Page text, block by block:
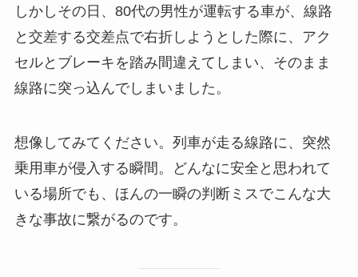
しかしその日、80代の男性が運転する車が、線路
と交差する交差点で右折しようとした際に、アク
セルとブレーキを踏み間違えてしまい、そのまま
線路に突っ込んでしまいました。
想像してみてください。列車が走る線路に、突然
乗用車が侵入する瞬間。どんなに安全と思われて
いる場所でも、ほんの一瞬の判断ミスでこんな大
きな事故に繋がるのです。